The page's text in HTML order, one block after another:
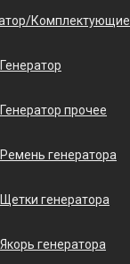
Комплектующие
Генератор
Генератор прочее
Ремень генератора
Щетки генератора
Якорь генератора